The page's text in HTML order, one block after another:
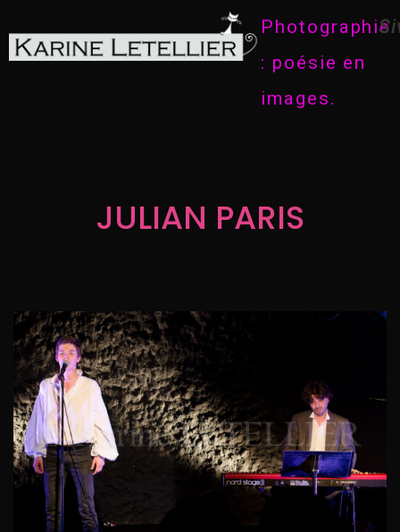
Photographie
: poésie en
images.
JULIAN PARIS